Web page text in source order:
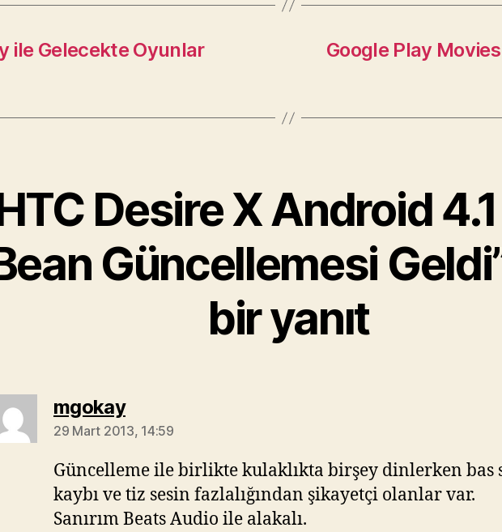
ile Gelecekte Oyunlar
Google Play
Desire X Android
Güncellemesi
bir yanıt
mgokaydiyorki:
29 Mart 2013, 14:59
Güncelleme ile birlikte kulaklıkta birşey dinlerken bas
kaybı ve tiz sesin fazlalığından şikayetçi olanlar var.
Sanırım Beats Audio ile alakalı.